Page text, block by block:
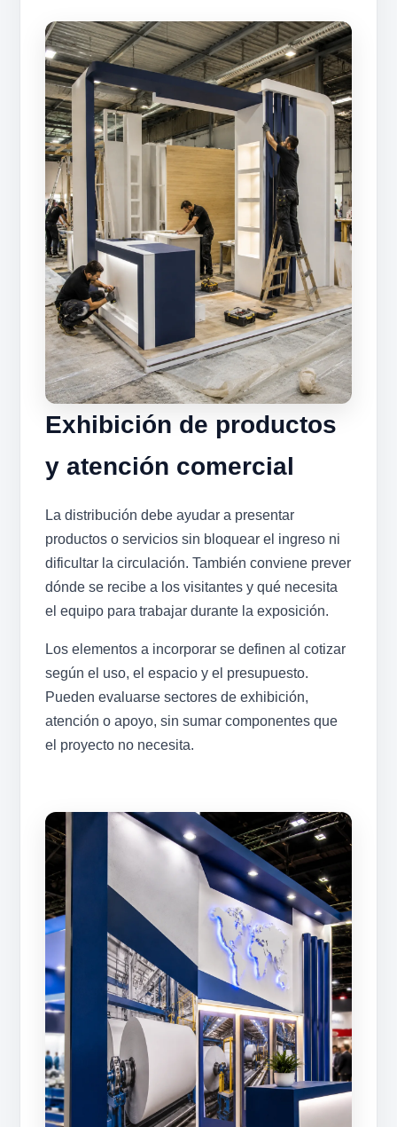
Exhibición de productos
y atención comercial
La distribución debe ayudar a presentar
productos o servicios sin bloquear el ingreso ni
dificultar la circulación. También conviene prever
dónde se recibe a los visitantes y qué necesita
el equipo para trabajar durante la exposición.
Los elementos a incorporar se definen al cotizar
según el uso, el espacio y el presupuesto.
Pueden evaluarse sectores de exhibición,
atención o apoyo, sin sumar componentes que
el proyecto no necesita.